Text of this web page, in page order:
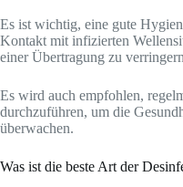
Es ist wichtig, eine gute
Kontakt mit infizierten
einer Übertragung zu
Es wird auch empfohlen,
durchzuführen, um die
überwachen.
Was ist die beste Art der